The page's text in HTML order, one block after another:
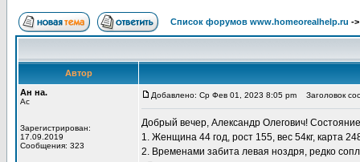
Список форумов www.homeorealhelp.ru -
Автор
Ан на.
Ас
Зарегистрирован:
17.09.2019
Сообщения: 323
Добавлено: Ср Фев 01, 2023 8:05 pm Заголовок
Добрый вечер, Александр Олегович!
1. Женщина 44 год, рост 155, вес 54кг, карта
2. Временами забита левая ноздря, редко